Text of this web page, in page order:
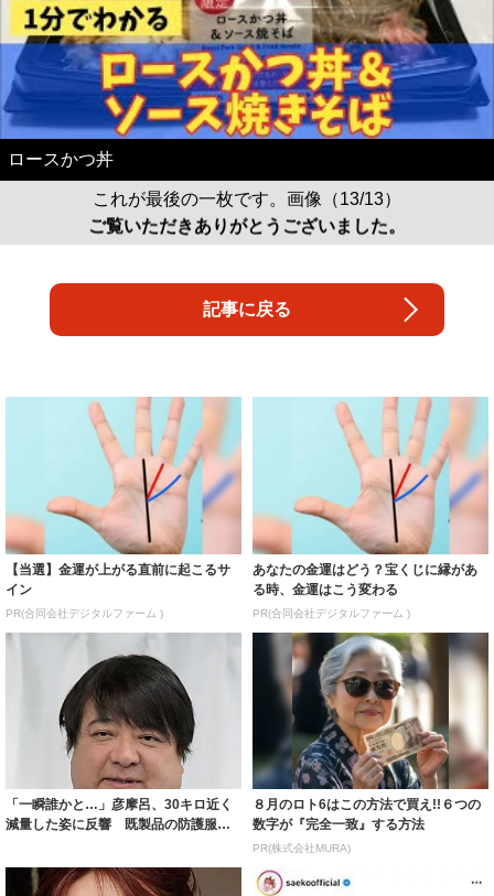
ロースかつ丼
これが最後の一枚です。画像（13/13）
ご覧いただきありがとうございました。
記事に戻る
【当選】金運が上がる直前に起こるサ
イン
PR(合同会社デジタルファーム )
あなたの金運はどう？宝くじに縁があ
る時、金運はこう変わる
PR(合同会社デジタルファーム )
「一瞬誰かと…」彦摩呂、30キロ近く
減量した姿に反響 既製品の防護服が
８月のロト6はこの方法で買え!!６つの
数字が『完全一致』する方法
PR(株式会社MURA)